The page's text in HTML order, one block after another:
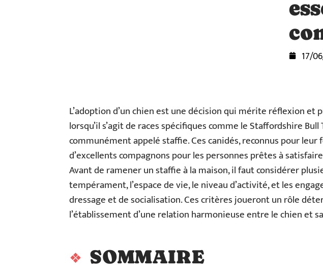
17/
L’adoption d’un chien est une décision qui mérite réflexion et
lorsqu’il s’agit de races spécifiques comme le Staffordshire Bull
communément appelé staffie. Ces canidés, reconnus pour
d’excellents compagnons pour les personnes prêtes à
Avant de ramener un staffie à la maison, il faut considérer
tempérament, l’espace de vie, le niveau d’activité, et les
dressage et de socialisation. Ces critères joueront un rôle
l’établissement d’une relation harmonieuse entre le chien et
SOMMAIRE